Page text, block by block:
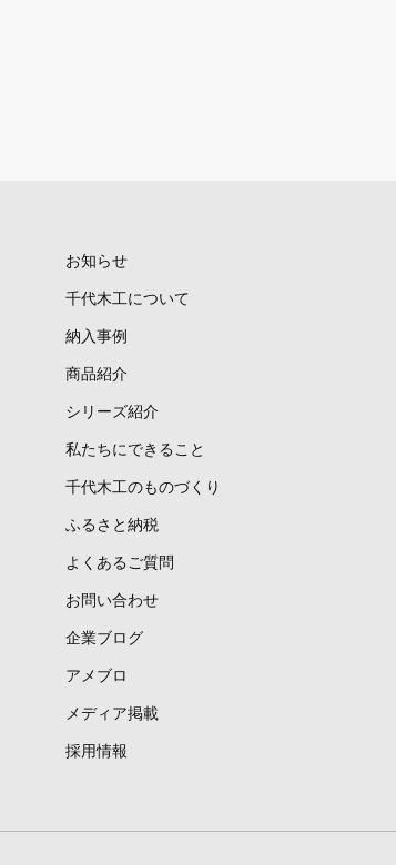
お知らせ
千代木工について
納入事例
商品紹介
シリーズ紹介
私たちにできること
千代木工のものづくり
ふるさと納税
よくあるご質問
お問い合わせ
企業ブログ
アメブロ
メディア掲載
採用情報